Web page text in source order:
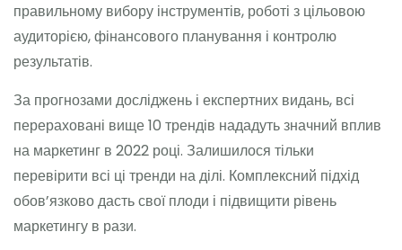
правильному вибору інструментів, роботі з цільовою
аудиторією, фінансового планування і контролю
результатів.
За прогнозами досліджень і експертних видань, всі
перераховані вище 10 трендів нададуть значний вплив
на маркетинг в 2022 році. Залишилося тільки
перевірити всі ці тренди на ділі. Комплексний підхід
обов’язково дасть свої плоди і підвищити рівень
маркетингу в рази.